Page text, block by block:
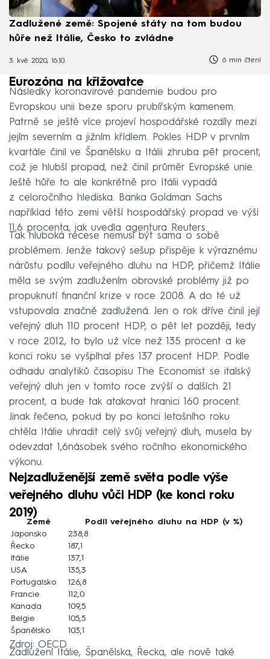
Zadlužené země: Spojené státy na tom budou
hůře než Itálie, Česko to zvládne
3. kvě 2020, 16:10 6 min čtení
Eurozóna na křižovatce
Následky koronavirové pandemie budou pro
Evropskou unii beze sporu prubířským kamenem.
Patrně se ještě více projeví hospodářské rozdíly mezi
jejím severním a jižním křídlem. Pokles HDP v prvním
kvartále činil ve Španělsku a Itálii zhruba pět procent,
což je hlubší propad, než činil průměr Evropské unie.
Ještě hůře to ale konkrétně pro Itálii vypadá
z celoročního hlediska. Banka Goldman Sachs
například této zemi větší hospodářský propad ve výši
11,6 procenta, jak uvedla agentura Reuters.
Tak hluboká recese nemusí být sama o sobě
problémem. Jenže takový sešup přispěje k výraznému
nárůstu podílu veřejného dluhu na HDP, přičemž Itálie
měla se svým zadlužením obrovské problémy již po
propuknutí finanční krize v roce 2008. A do té už
vstupovala značně zadlužená. Jen o rok dříve činil její
veřejný dluh 110 procent HDP, o pět let později, tedy
v roce 2012, to bylo už více než 135 procent a ke
konci roku se vyšplhal přes 137 procent HDP. Podle
odhadu analytiků časopisu The Economist se italský
veřejný dluh jen v tomto roce zvýší o dalších 21
procent, a bude tak atakovat hranici 160 procent.
Jinak řečeno, pokud by po konci letošního roku
chtěla Itálie uhradit celý svůj veřejný dluh, musela by
odevzdat 1,6násobek svého ročního ekonomického
výkonu.
Nejzadluženější země světa podle výše
veřejného dluhu vůči HDP (ke konci roku
2019)
Země
Podíl veřejného dluhu na HDP (v %)
Japonsko
238,8
Řecko
187,1
Itálie
137,1
USA
135,3
Portugalsko
126,8
Francie
112,0
Kanada
109,5
Belgie
105,5
Španělsko
103,1
Zdroj: OECD
Zadlužení Itálie, Španělska, Řecka, ale nově také